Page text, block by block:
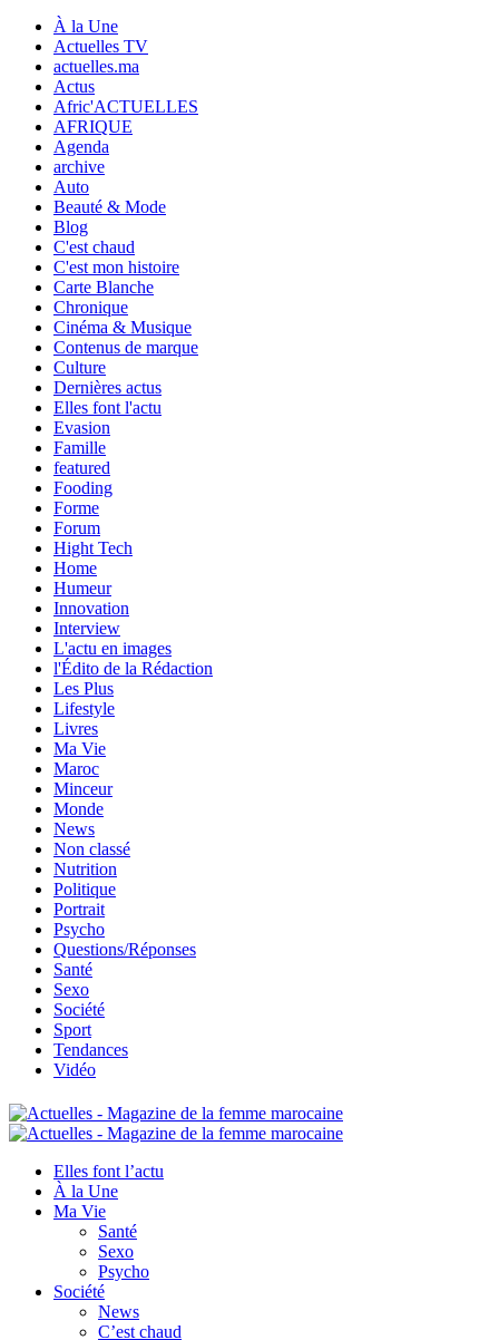
À la Une
Actuelles TV
actuelles.ma
Actus
Afric'ACTUELLES
AFRIQUE
Agenda
archive
Auto
Beauté & Mode
Blog
C'est chaud
C'est mon histoire
Carte Blanche
Chronique
Cinéma & Musique
Contenus de marque
Culture
Dernières actus
Elles font l'actu
Evasion
Famille
featured
Fooding
Forme
Forum
Hight Tech
Home
Humeur
Innovation
Interview
L'actu en images
l'Édito de la Rédaction
Les Plus
Lifestyle
Livres
Ma Vie
Maroc
Minceur
Monde
News
Non classé
Nutrition
Politique
Portrait
Psycho
Questions/Réponses
Santé
Sexo
Société
Sport
Tendances
Vidéo
Elles font l’actu
À la Une
Ma Vie
Santé
Sexo
Psycho
Société
News
C’est chaud